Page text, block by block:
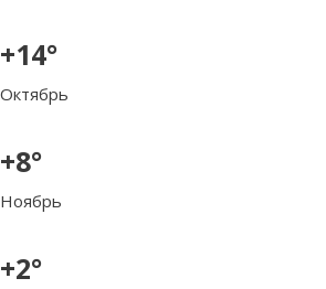
+14°
Октябрь
+8°
Ноябрь
+2°